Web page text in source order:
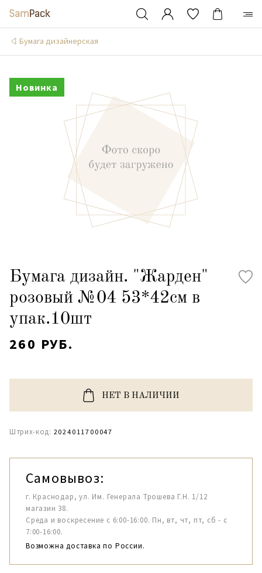
Бумага дизайнерская
Новинка
Бумага дизайн. "Жарден"
розовый №04 53*42см в
упак.10шт
260 РУБ.
НЕТ В НАЛИЧИИ
Штрих-код: 2024011700047
Самовывоз:
г. Краснодар, ул. Им. Генерала Трошева Г.Н. 1/12
магазин 38.
Среда и воскресение с 6:00-16:00. Пн, вт, чт, пт, сб - с
7:00-16:00.
Возможна доставка по России.